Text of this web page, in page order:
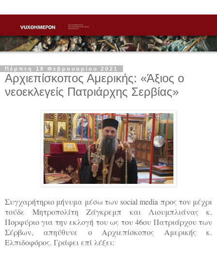
Πέμπτη 18 Φεβρουαρίου 2021
Αρχιεπίσκοπος Αμερικής: «Άξιος ο
νεοεκλεγείς Πατριάρχης Σερβίας»
Συγχαρήτηριο μήνυμα μέσω των social media προς τον μέχρι
τούδε Μητροπολίτη Ζάγκρεμπ και Λιουμπλιάνας κ.
Πορφύριο για την εκλογή του ως του 46ου Πατριάρχου των
Σέρβων, απηύθυνε ο Αρχιεπίσκοπος Αμερικής κ.
Ελπιδοφόρος. Γράφει επί λέξει: